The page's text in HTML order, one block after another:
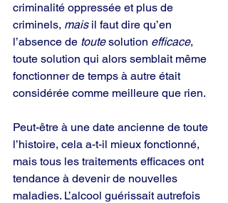
criminalité oppressée et plus de
criminels, mais il faut dire qu’en
l’absence de toute solution efficace,
toute solution qui alors semblait même
fonctionner de temps à autre était
considérée comme meilleure que rien.
Peut-être à une date ancienne de toute
l’histoire, cela a-t-il mieux fonctionné,
mais tous les traitements efficaces ont
tendance à devenir de nouvelles
maladies. L’alcool guérissait autrefois